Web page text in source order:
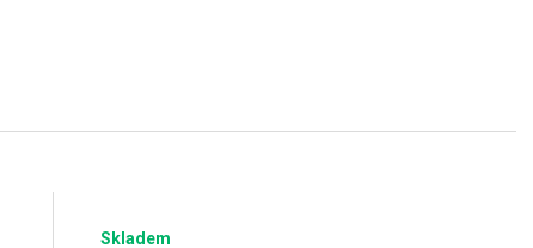
Skladem